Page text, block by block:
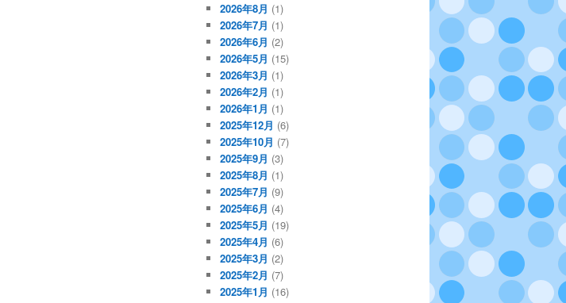
2026年8月 (1)
2026年7月 (1)
2026年6月 (2)
2026年5月 (15)
2026年3月 (1)
2026年2月 (1)
2026年1月 (1)
2025年12月 (6)
2025年10月 (7)
2025年9月 (3)
2025年8月 (1)
2025年7月 (9)
2025年6月 (4)
2025年5月 (19)
2025年4月 (6)
2025年3月 (2)
2025年2月 (7)
2025年1月 (16)